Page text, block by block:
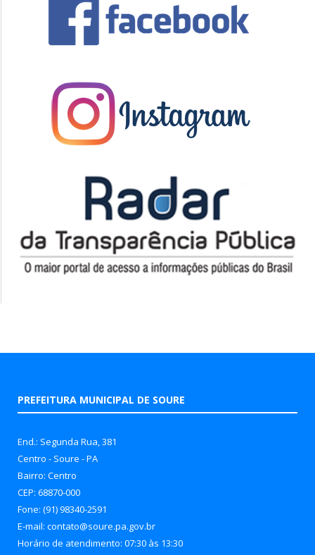
PREFEITURA MUNICIPAL DE SOURE
End.: Segunda Rua, 381
Centro - Soure - PA
Bairro: Centro
CEP: 68870-000
Fone: (91) 98340-2591
E-mail: contato@soure.pa.gov.br
Horário de atendimento: 07:30 às 13:30